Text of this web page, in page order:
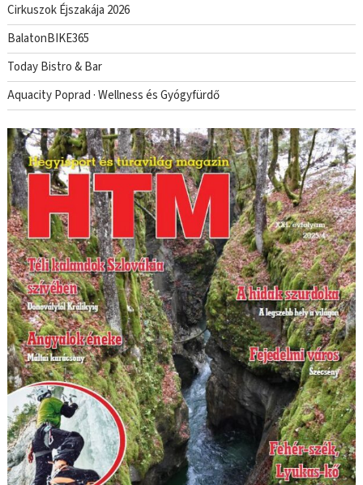
Cirkuszok Éjszakája 2026
BalatonBIKE365
Today Bistro & Bar
Aquacity Poprad · Wellness és Gyógyfürdő